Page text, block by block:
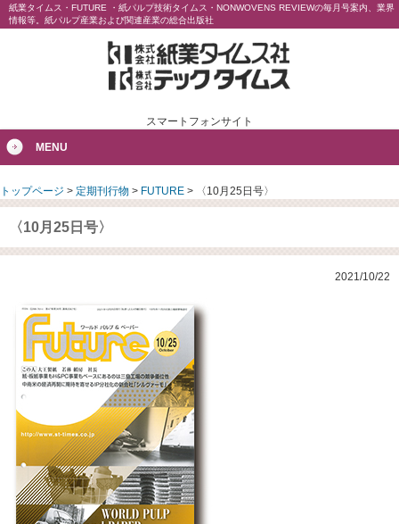
紙業タイムス・FUTURE ・紙パルプ技術タイムス・NONWOVENS REVIEWの毎月号案内、業界
情報等。紙パルプ産業および関連産業の総合出版社
スマートフォンサイト
MENU
トップページ > 定期刊行物 > FUTURE > 〈10月25日号〉
〈10月25日号〉
2021/10/22